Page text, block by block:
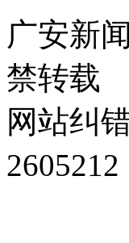
广安新
禁转载
网站纠